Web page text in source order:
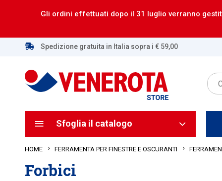
Gli ordini effettuati dopo il 31 luglio verranno
Spedizione gratuita in Italia sopra i € 59,00
Sfoglia il catalogo
HOME FERRAMENTA PER FINESTRE E OSCURANTI
Forbici